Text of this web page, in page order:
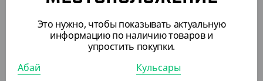
1 024.56₸1 138.40 ₸
(1 024.56₸/ШТ)
Пленка пищевая, 30 см, 180 м, 10 мкм, Lamina
Это нужно, чтобы показывать актуальную
информацию по наличию товаров и
упростить покупки.
Абай
Кульсары